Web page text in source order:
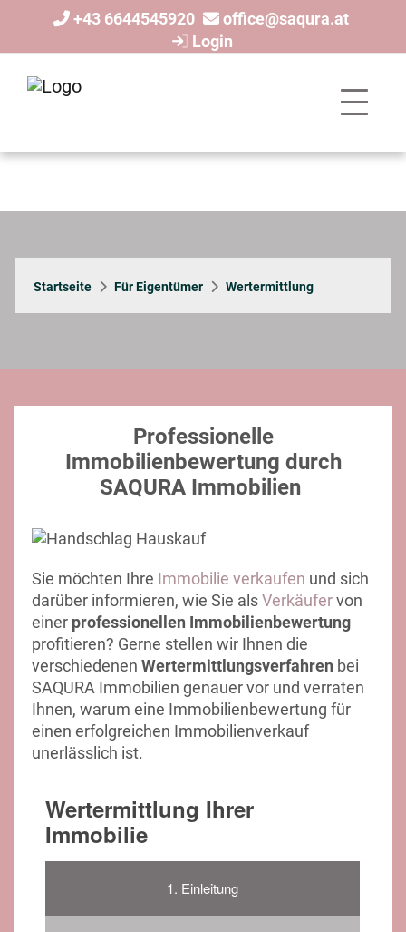
+43 6644545920
office@saqura.at
Login
Startseite Für Eigentümer Wertermittlung
Professionelle
Immobilienbewertung durch
SAQURA Immobilien
Sie möchten Ihre Immobilie verkaufen und sich
darüber informieren, wie Sie alsVerkäufervon
einer professionellen Immobilienbewertung
profitieren? Gerne stellen wir Ihnen die
verschiedenen Wertermittlungsverfahren bei
SAQURA Immobilien genauer vor und verraten
Ihnen, warum eine Immobilienbewertung für
einen erfolgreichen Immobilienverkauf
unerlässlich ist.